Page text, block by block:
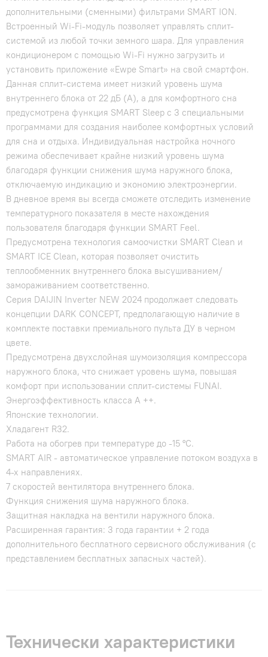
дополнительными (сменными) фильтрами SMART ION.
Встроенный Wi-Fi-модуль позволяет управлять сплит-
системой из любой точки земного шара. Для управления
кондиционером с помощью Wi-Fi нужно загрузить и
установить приложение «Ewpe Smart» на свой смартфон.
Данная сплит-система имеет низкий уровень шума
внутреннего блока от 22 дБ (А), а для комфортного сна
предусмотрена функция SMART Sleep с 3 специальными
программами для создания наиболее комфортных условий
для сна и отдыха. Индивидуальная настройка ночного
режима обеспечивает крайне низкий уровень шума
благодаря функции снижения шума наружного блока,
отключаемую индикацию и экономию электроэнергии.
В дневное время вы всегда сможете отследить изменение
температурного показателя в месте нахождения
пользователя благодаря функции SMART Feel.
Предусмотрена технология самоочистки SMART Clean и
SMART ICE Clean, которая позволяет очистить
теплообменник внутреннего блока высушиванием/
замораживанием соответственно.
Серия DAIJIN Inverter NEW 2024 продолжает следовать
концепции DARK CONCEPT, предполагающую наличие в
комплекте поставки премиального пульта ДУ в черном
цвете.
Предусмотрена двухслойная шумоизоляция компрессора
наружного блока, что снижает уровень шума, повышая
комфорт при использовании сплит-системы FUNAI.
Энергоэффективность класса А ++.
Японские технологии.
Хладагент R32.
Работа на обогрев при температуре до -15 °С.
SMART AIR - автоматическое управление потоком воздуха в
4-х направлениях.
7 скоростей вентилятора внутреннего блока.
Функция снижения шума наружного блока.
Защитная накладка на вентили наружного блока.
Расширенная гарантия: 3 года гарантии + 2 года
дополнительного бесплатного сервисного обслуживания (с
представлением бесплатных запасных частей).
Технически характеристики